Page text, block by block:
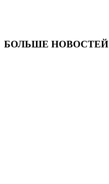
БОЛЬШЕ НОВОСТЕЙ